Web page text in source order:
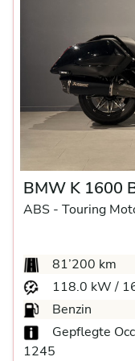
BMW K 1600
ABS - Touring
81’200 km
118.0 kW /
Benzin
Gepflegte
1245